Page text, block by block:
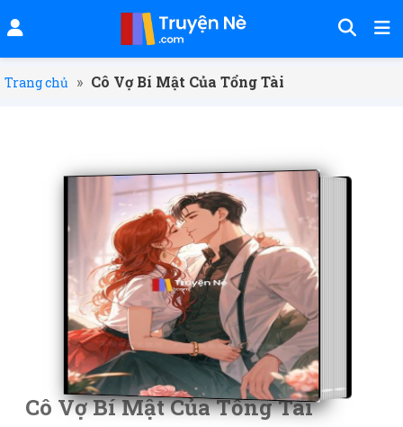
Trang chủ » Cô Vợ Bí Mật Của Tổng Tài
Cô Vợ Bí Mật Của Tổng Tài